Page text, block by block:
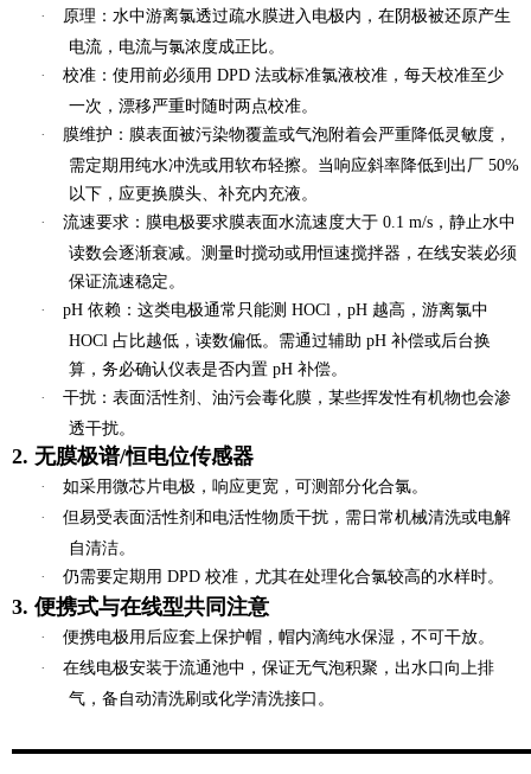
· 原理 ：水中游离氯透过疏水膜进入电极内，在阴极被还原产生
电流，电流与氯浓度成正比。
·
校准 ：使用前必须用 DPD 法或标准氯液校准， 每天校准至少
一次 ，漂移严重时随时两点校准。
·
膜维护 ：膜表面被污染物覆盖或气泡附着会严重降低灵敏度，
需定期用纯水冲洗或用软布轻擦。当响应斜率降低到出厂 50%
以下，应更换膜头、补充内充液。
·
流速要求 ：膜电极要求膜表面水流速度大于 0.1 m/s，静止水中
读数会逐渐衰减。测量时搅动或用恒速搅拌器，在线安装必须
保证流速稳定。
·
pH 依赖 ：这类电极通常只能测 HOCl，pH 越高，游离氯中
HOCl 占比越低，读数偏低。需通过辅助 pH 补偿或后台换
算，务必确认仪表是否内置 pH 补偿。
·
干扰 ：表面活性剂、油污会毒化膜，某些挥发性有机物也会渗
透干扰。
2. 无膜极谱/恒电位传感器
·
如采用微芯片电极，响应更宽，可测部分化合氯。
·
但易受表面活性剂和电活性物质干扰，需日常机械清洗或电解
自清洁。
·
仍需要定期用 DPD 校准，尤其在处理化合氯较高的水样时。
3. 便携式与在线型共同注意
·
便携电极用后应套上保护帽，帽内滴纯水保湿，不可干放。
·
在线电极安装于流通池中，保证无气泡积聚，出水口向上排
气，备自动清洗刷或化学清洗接口。